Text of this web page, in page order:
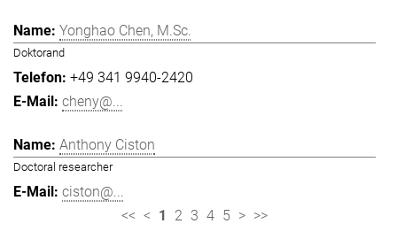
Yonghao Chen, M.Sc.
Doktorand
+49 341 9940-2420
cheny@...
Anthony Ciston
Doctoral researcher
ciston@...
<< < 1 2 3 4 5 > >>